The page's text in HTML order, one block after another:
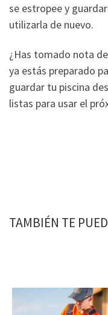
se estropee y
utilizarla de nuevo.
¿Has tomado nota
ya estás preparado
guardar tu piscina
listas para usar el
TAMBIÉN TE